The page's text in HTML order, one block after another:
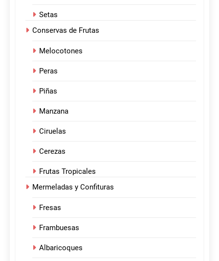
Setas
Conservas de Frutas
Melocotones
Peras
Piñas
Manzana
Ciruelas
Cerezas
Frutas Tropicales
Mermeladas y Confituras
Fresas
Frambuesas
Albaricoques